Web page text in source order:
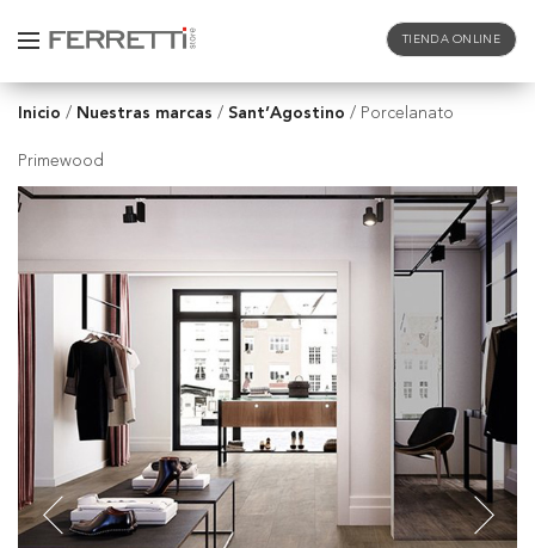
TIENDA ONLINE
Inicio / Nuestras marcas / Sant’Agostino / Porcelanato
Primewood